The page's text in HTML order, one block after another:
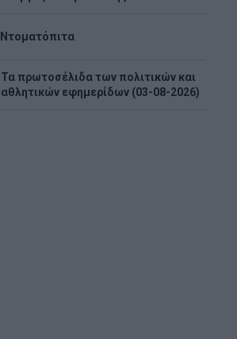
Ντοματόπιτα
Τα πρωτοσέλιδα των πολιτικών και
αθλητικών εφημερίδων (03-08-2026)